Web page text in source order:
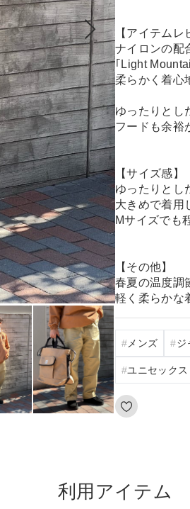
【アイテムレ
ナイロンの配
｢Light
柔らかく着心
ゆったりとし
フードも余裕
【サイズ感】
ゆったりとし
大きめで着用
Mサイズでも
【その他】
春夏の温度調
軽く柔らかな
メンズ ジ
ユニセックス
利用アイテム